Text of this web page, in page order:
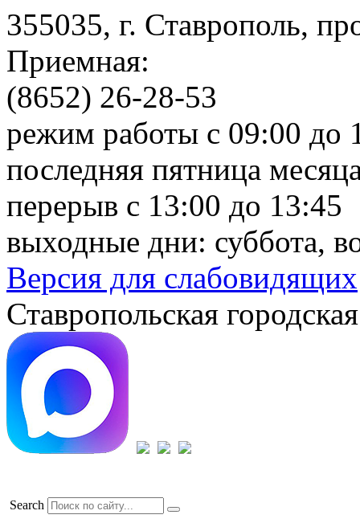
355035, г. Ставрополь,
Приемная:
(8652) 26-28-53
режим работы с 09:00 до
последняя пятница
перерыв с 13:00 до 13:45
выходные дни: суббота,
Версия для слабовидящих
Ставропольская
Search